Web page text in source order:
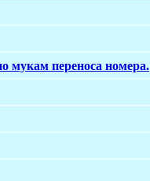
мукам переноса номера.